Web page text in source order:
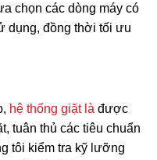
chọn các dòng máy có
dụng, đồng thời tối ưu
hệ thống giặt là được
tuân thủ các tiêu chuẩn
tôi kiểm tra kỹ lưỡng